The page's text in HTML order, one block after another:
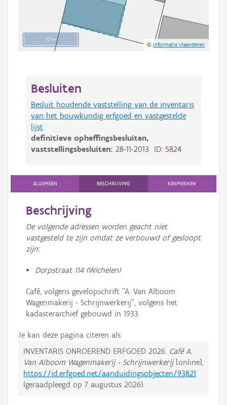
10 m
©Informatie Vlaanderen
Besluiten
Besluit houdende vaststelling van de inventaris
van het bouwkundig erfgoed en vastgestelde
lijst
definitieve opheffingsbesluiten,
vaststellingsbesluiten: 28-11-2013 ID: 5824
ALGEMEEN BESCHRIJVING KENMERKEN
Beschrijving
De volgende adressen worden geacht niet
vastgesteld te zijn omdat ze verbouwd of gesloopt
zijn:
Dorpstraat 114 (Wichelen)
Café, volgens gevelopschrift "A. Van Alboom
Wagenmakerij - Schrijnwerkerij", volgens het
kadasterarchief gebouwd in 1933.
Je kan deze pagina citeren als:
INVENTARIS ONROEREND ERFGOED 2026: Café A.
Van Alboom Wagenmakerij - Schrijnwerkerij[online],
https://id.erfgoed.net/aanduidingsobjecten/93821
(geraadpleegd op 7 augustus 2026).